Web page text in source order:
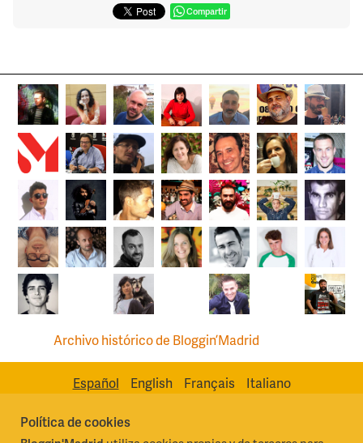
Compartir
Archivo histórico de Bloggin’Madrid
Español English Français Italiano
Política de cookies